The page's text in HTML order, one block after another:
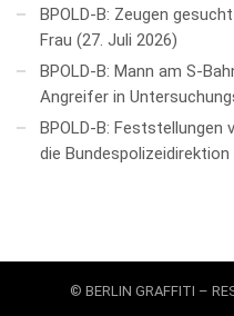
BPOLD-B: Zeugen
Frau
27. Juli 2026
BPOLD-B: Mann am S-
Angreifer in
BPOLD-B: Feststellungen
die Bundespolizeidirektion
© BERLIN GRAFFITI –